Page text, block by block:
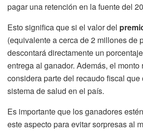
pagar una retención en la fuente del
Esto significa que si el valor del
(equivalente a cerca de 2 millones de
descontará directamente un
entrega al ganador. Además, el monto
considera parte del recaudo fiscal que
sistema de salud en el país.
Es importante que los ganadores
este aspecto para evitar sorpresas al